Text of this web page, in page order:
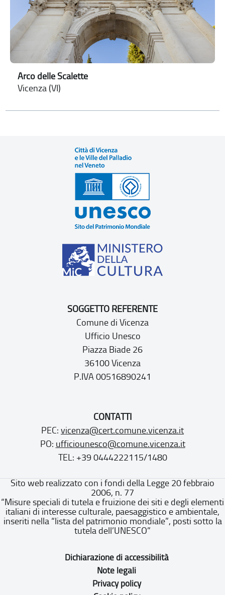
Arco delle Scalette
Vicenza (VI)
SOGGETTO REFERENTE
Comune di Vicenza
Ufficio Unesco
Piazza Biade 26
36100 Vicenza
P.IVA 00516890241
CONTATTI
PEC: vicenza@cert.comune.vicenza.it
PO: ufficiounesco@comune.vicenza.it
TEL: +39 0444222115/1480
Sito web realizzato con i fondi della Legge 20 febbraio
2006, n. 77
“Misure speciali di tutela e fruizione dei siti e degli elementi
italiani di interesse culturale, paesaggistico e ambientale,
inseriti nella “lista del patrimonio mondiale”, posti sotto la
tutela dell’UNESCO”
Dichiarazione di accessibilità
Note legali
Privacy policy